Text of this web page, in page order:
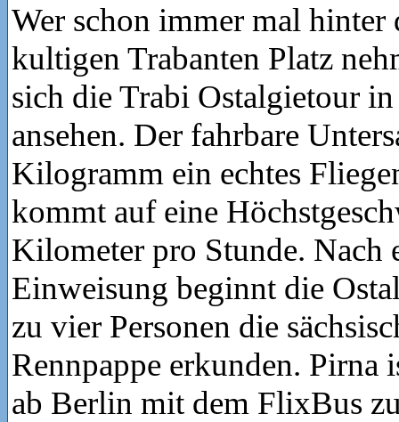
Wer schon immer mal hinter
kultigen Trabanten Platz
sich die Trabi Ostalgietour
ansehen. Der fahrbare
Kilogramm ein echtes
kommt auf eine
Kilometer pro Stunde. Nach
Einweisung beginnt die
zu vier Personen die
Rennpappe erkunden. Pirna
ab Berlin mit dem FlixBus